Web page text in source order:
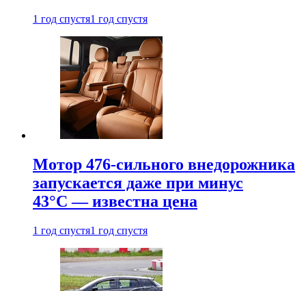
1 год спустя1 год спустя
Мотор 476-сильного внедорожника
запускается даже при минус
43°С — известна цена
1 год спустя1 год спустя